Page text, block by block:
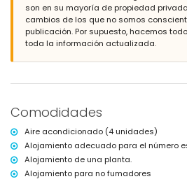
población más cercana: Jávea (a
ribera u orilla más cercana:
kilómetros de la villa)
playa más cercana: La Grava, Jávea (a
puerto más cercano: Aduanas del Mar
aeropuerto más cercano: Alicante (a
segundo aeropuerto más cercano:
no se permite fumar
no se admiten mascotas
El alojamiento es muy adecuado para
son en su mayoría de propiedad
cambios de los que no somos
publicación. Por supuesto, hacemos
toda la información actualizada.
Comodidades
Aire acondicionado (4 unidades)
Alojamiento adecuado para el número
Alojamiento de una planta.
Alojamiento para no fumadores